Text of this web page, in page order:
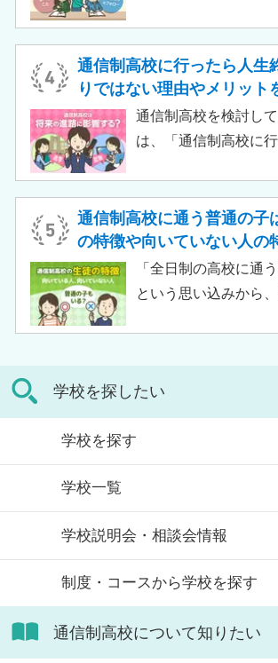
格実績を豊富にもつ
す。
め、サポート校のみ
取得できません。 た
習指導やスクールカ
る生活面での相談な
でしょう。 この記事
校の特徴や通信制高
リット・デメリット
ます。
通信制高校に行ったら人生
りではない理由やメリット
通信制高校を検討し
は、「通信制高校に
がある人もいるので
か。 結論から言うと
行ったからといって
は決してありません
の記事では、通信制高
せた高校選びについ
通信制高校に通う普通の子
の特徴や向いていない人の
「全日制の高校に通
という思い込みから
生徒」などが通う学校
観がある人もいるか
増加傾向にあり、さ
在籍しています。 こ
信制高校にはどのよ
ているかや、通信制
ます。
学校を探したい
学校を探す
学校一覧
学校説明会・相談会情報
制度・コースから学校を探す
通信制高校について知りたい